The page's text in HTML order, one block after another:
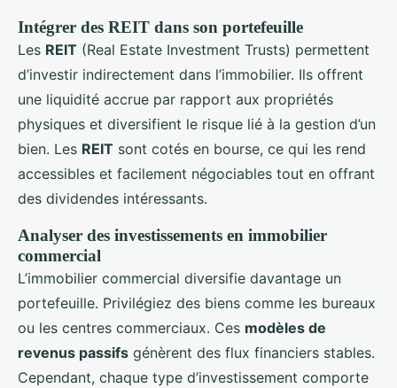
Intégrer des REIT dans son portefeuille
Les REIT (Real Estate Investment Trusts) permettent
d’investir indirectement dans l’immobilier. Ils offrent
une liquidité accrue par rapport aux propriétés
physiques et diversifient le risque lié à la gestion d’un
bien. Les REIT sont cotés en bourse, ce qui les rend
accessibles et facilement négociables tout en offrant
des dividendes intéressants.
Analyser des investissements en immobilier
commercial
L’immobilier commercial diversifie davantage un
portefeuille. Privilégiez des biens comme les bureaux
ou les centres commerciaux. Ces modèles de
revenus passifs génèrent des flux financiers stables.
Cependant, chaque type d’investissement comporte